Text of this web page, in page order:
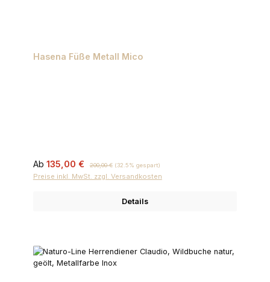
Hasena Füße Metall Mico
Verkaufspreis:
Ab 135,00 € 200,00 € (32.5% gespart)
Preise inkl. MwSt. zzgl. Versandkosten
Details